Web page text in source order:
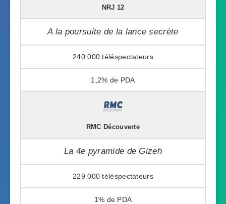
NRJ 12
A la poursuite de la lance secrète
240 000
1,2%
RMC Découverte
La 4e pyramide de Gizeh
229 000
1%